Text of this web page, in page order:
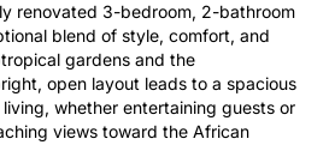
renovated 3-bedroom, 2-bathroom
blend of style, comfort, and
gardens and the
open layout leads to a spacious
whether entertaining guests or
views toward the African